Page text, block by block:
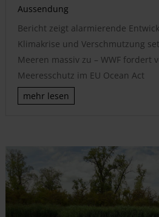
Aussendung
Bericht zeigt alarmierende
Klimakrise und Verschmutzung
Meeren massiv zu – WWF fordert
Meeresschutz im EU Ocean Act
mehr lesen